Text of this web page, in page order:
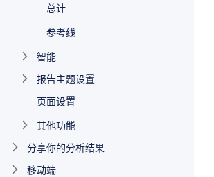
总计
参考线
智能
报告主题设置
页面设置
其他功能
分享你的分析结果
移动端